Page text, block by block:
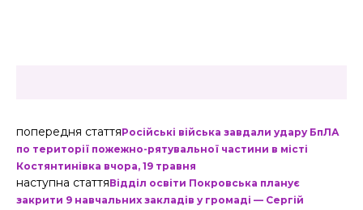
попередня статтяРосійські війська завдали удару БпЛА
по території пожежно-рятувальної частини в місті
Костянтинівка вчора, 19 травня
наступна статтяВідділ освіти Покровська планує
закрити 9 навчальних закладів у громаді — Сергій